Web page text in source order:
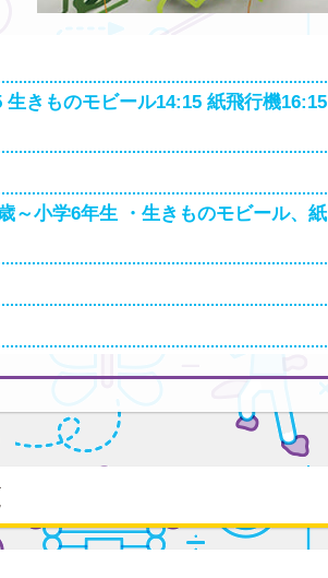
きものモビール14:15 紙飛行機16:15
～小学6年生 ・生きものモビール、紙